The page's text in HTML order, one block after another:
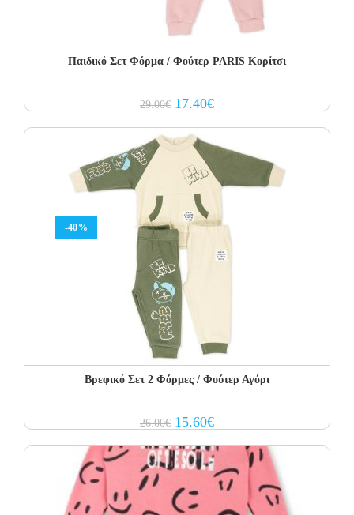
Παιδικό Σετ Φόρμα / Φούτερ PARIS Κορίτσι
29.00€ Original
price
29.00€.
17.40€Current
price
-40%
Βρεφικό Σετ 2 Φόρμες / Φούτερ Αγόρι
26.00€ Original
price
26.00€.
15.60€Current
price
15.60€.